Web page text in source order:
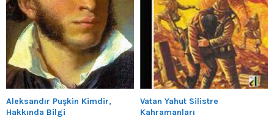
Aleksandır Puşkin Kimdir,
Hakkında Bilgi
Vatan Yahut Silistre
Kahramanları